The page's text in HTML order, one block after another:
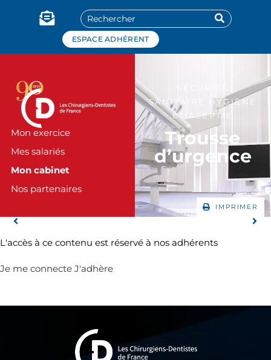
ESPACE ADHÉRENT
Mon exercice
Mes salariés
Mon cabinet
Nos partenaires
SANITAIRE HYGIÈNE
ET ASEPTIE
Trousse
d’urgence
IMPRIMER
L'accès à ce contenu est réservé à nos adhérents
Je me connecte J'adhère
Panneau de gestion des cookies